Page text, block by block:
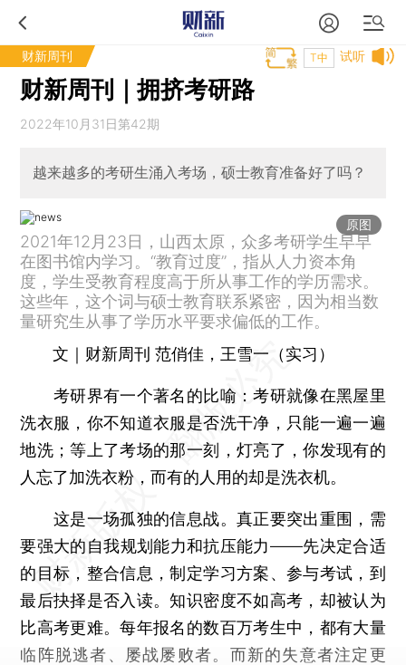
财新周刊 试听
T中
财新周刊｜拥挤考研路
2022年10月31日第42期
越来越多的考研生涌入考场，硕士教育准备好了吗？
原图
2021年12月23日，山西太原，众多考研学生早早
在图书馆内学习。“教育过度”，指从人力资本角
度，学生受教育程度高于所从事工作的学历需求。
这些年，这个词与硕士教育联系紧密，因为相当数
量研究生从事了学历水平要求偏低的工作。
文｜财新周刊 范俏佳，王雪一（实习）
考研界有一个著名的比喻：考研就像在黑屋里
洗衣服，你不知道衣服是否洗干净，只能一遍一遍
地洗；等上了考场的那一刻，灯亮了，你发现有的
人忘了加洗衣粉，而有的人用的却是洗衣机。
这是一场孤独的信息战。真正要突出重围，需
要强大的自我规划能力和抗压能力——先决定合适
的目标，整合信息，制定学习方案、参与考试，到
最后抉择是否入读。知识密度不如高考，却被认为
比高考更难。每年报名的数百万考生中，都有大量
临阵脱逃者、屡战屡败者。而新的失意者注定更